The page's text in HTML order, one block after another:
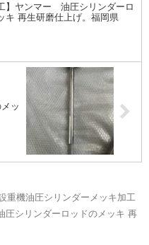
】ヤンマー 油圧シリンダーロ
キ 再生研磨仕上げ。福岡県
ッ
重機油圧シリンダーメッキ加工
圧シリンダーロッドのメッキ 再